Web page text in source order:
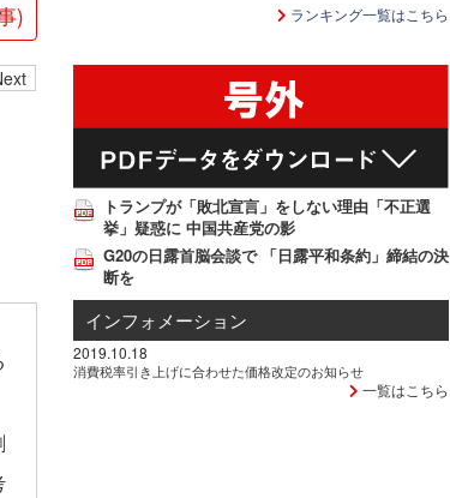
)
ランキング一覧はこちら
トランプが「敗北宣言」をしない理由「不正選
挙」疑惑に 中国共産党の影
G20の日露首脳会談で 「日露平和条約」締結の決
断を
インフォメーション
2019.10.18
消費税率引き上げに合わせた価格改定のお知らせ
一覧はこちら